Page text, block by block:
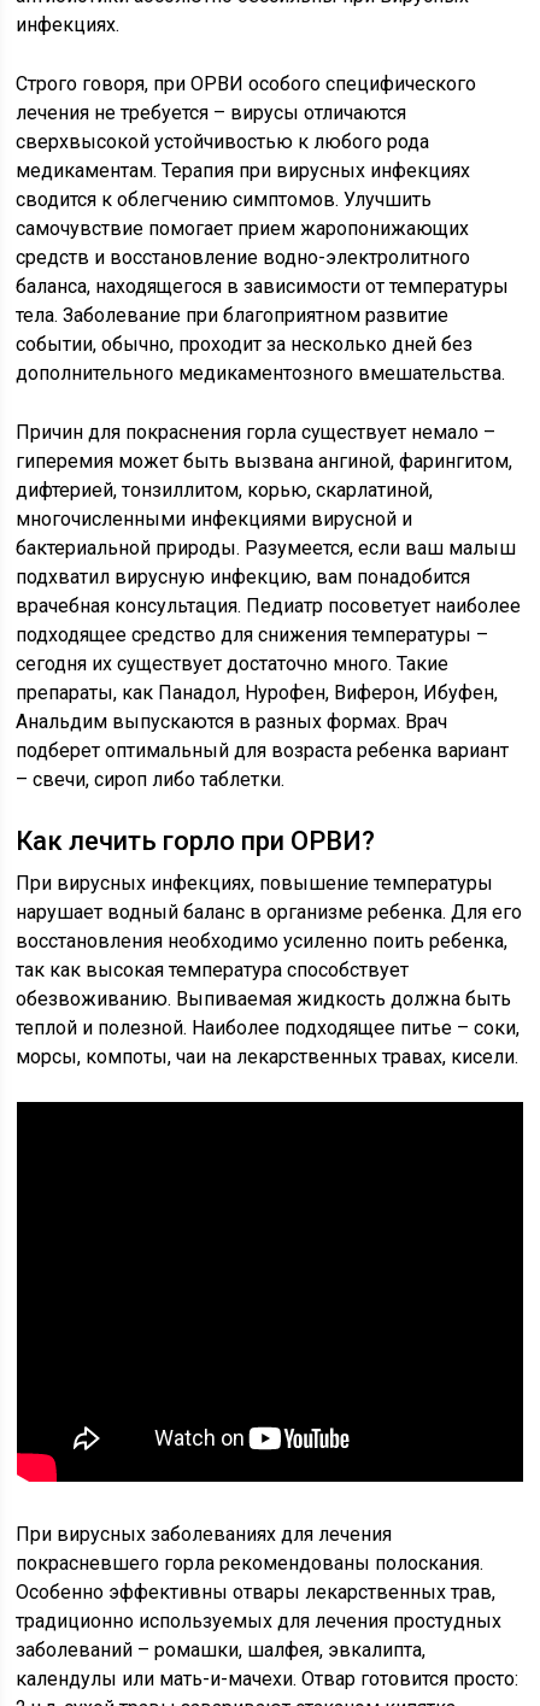
инфекциях.
Строго говоря, при ОРВИ особого специфического
лечения не требуется – вирусы отличаются
сверхвысокой устойчивостью к любого рода
медикаментам. Терапия при вирусных инфекциях
сводится к облегчению симптомов. Улучшить
самочувствие помогает прием жаропонижающих
средств и восстановление водно-электролитного
баланса, находящегося в зависимости от температуры
тела. Заболевание при благоприятном развитие
событии, обычно, проходит за несколько дней без
дополнительного медикаментозного вмешательства.
Причин для покраснения горла существует немало –
гиперемия может быть вызвана ангиной, фарингитом,
дифтерией, тонзиллитом, корью, скарлатиной,
многочисленными инфекциями вирусной и
бактериальной природы. Разумеется, если ваш малыш
подхватил вирусную инфекцию, вам понадобится
врачебная консультация. Педиатр посоветует наиболее
подходящее средство для снижения температуры –
сегодня их существует достаточно много. Такие
препараты, как Панадол, Нурофен, Виферон, Ибуфен,
Анальдим выпускаются в разных формах. Врач
подберет оптимальный для возраста ребенка вариант
– свечи, сироп либо таблетки.
Как лечить горло при ОРВИ?
При вирусных инфекциях, повышение температуры
нарушает водный баланс в организме ребенка. Для его
восстановления необходимо усиленно поить ребенка,
так как высокая температура способствует
обезвоживанию. Выпиваемая жидкость должна быть
теплой и полезной. Наиболее подходящее питье – соки,
морсы, компоты, чаи на лекарственных травах, кисели.
При вирусных заболеваниях для лечения
покрасневшего горла рекомендованы полоскания.
Особенно эффективны отвары лекарственных трав,
традиционно используемых для лечения простудных
заболеваний – ромашки, шалфея, эвкалипта,
календулы или мать-и-мачехи. Отвар готовится просто: